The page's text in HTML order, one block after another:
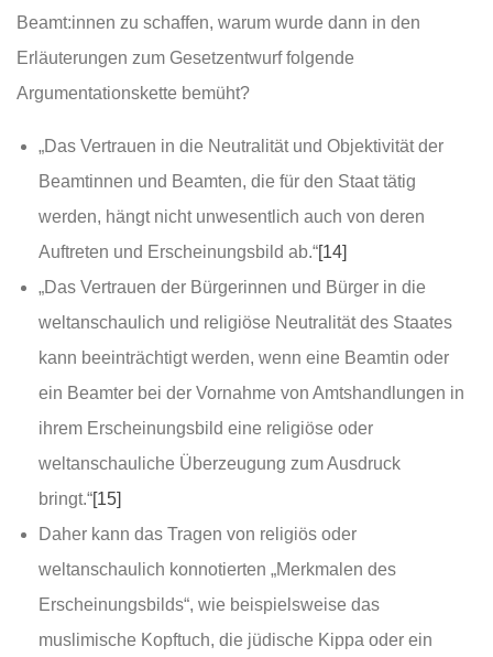
Beamt:innen zu schaffen, warum wurde dann in den
Erläuterungen zum Gesetzentwurf folgende
Argumentationskette bemüht?
„Das Vertrauen in die Neutralität und Objektivität der
Beamtinnen und Beamten, die für den Staat tätig
werden, hängt nicht unwesentlich auch von deren
Auftreten und Erscheinungsbild ab.“[14]
„Das Vertrauen der Bürgerinnen und Bürger in die
weltanschaulich und religiöse Neutralität des Staates
kann beeinträchtigt werden, wenn eine Beamtin oder
ein Beamter bei der Vornahme von Amtshandlungen in
ihrem Erscheinungsbild eine religiöse oder
weltanschauliche Überzeugung zum Ausdruck
bringt.“[15]
Daher kann das Tragen von religiös oder
weltanschaulich konnotierten „Merkmalen des
Erscheinungsbilds“, wie beispielsweise das
muslimische Kopftuch, die jüdische Kippa oder ein